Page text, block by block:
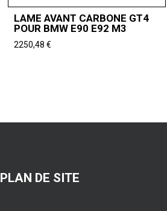
LAME AVANT CARBONE GT4
POUR BMW E90 E92 M3
2250,48 €
PLAN DE SITE